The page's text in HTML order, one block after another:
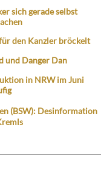
sich gerade selbst
den Kanzler bröckelt
und Danger Dan
in NRW im Juni
(BSW): Desinformation